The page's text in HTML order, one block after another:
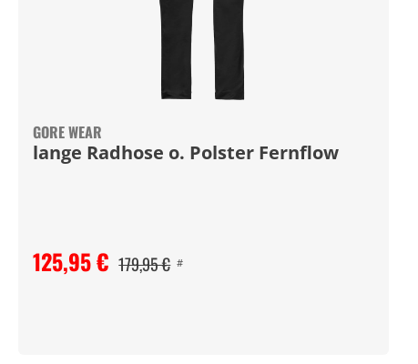
GORE WEAR
lange Radhose o. Polster Fernflow
125,95 € 179,95 € #